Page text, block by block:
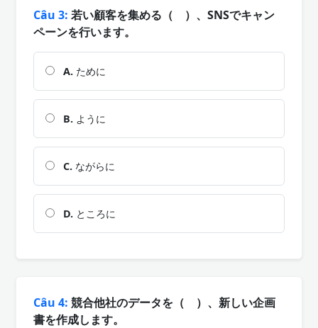
Câu 3: 若い顧客を集める（ ）、SNSでキャン
ペーンを行います。
A. ために
B. ように
C. ながらに
D. ところに
Câu 4: 競合他社のデータを（ ）、新しい企画
書を作成します。